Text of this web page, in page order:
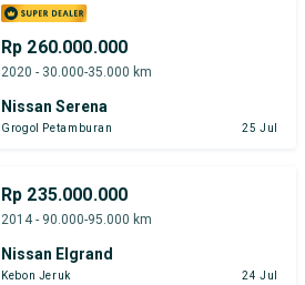
Rp 260.000.000
2020 - 30.000-35.000 km
Nissan Serena
Grogol Petamburan 25 Jul
Rp 235.000.000
2014 - 90.000-95.000 km
Nissan Elgrand
Kebon Jeruk 24 Jul